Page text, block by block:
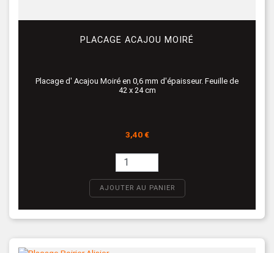
PLACAGE ACAJOU MOIRÉ
Placage d' Acajou Moiré en 0,6 mm d'épaisseur. Feuille de
42 x 24 cm
Prix
3,40 €
AJOUTER AU PANIER